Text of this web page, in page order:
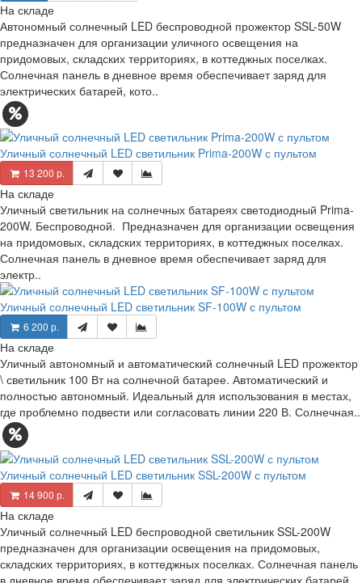
На складе
Автономный солнечный LED беспроводной прожектор SSL-50W
предназначен для организации уличного освещения на
придомовых, складских территориях, в коттеджных поселках.
Солнечная панель в дневное время обеспечивает заряд для
электрических батарей, кото..
Уличный солнечный LED светильник Prima-200W с пультом
13 200 р.
На складе
Уличный светильник на солнечных батареях светодиодный Prima-
200W. Беспроводной. Предназначен для организации освещения
на придомовых, складских территориях, в коттеджных поселках.
Солнечная панель в дневное время обеспечивает заряд для
электр..
Уличный солнечный LED светильник SF-100W с пультом
6 200 р.
На складе
Уличный автономный и автоматический солнечный LED прожектор
\ светильник 100 Вт на солнечной батарее. Автоматический и
полностью автономный. Идеальный для использования в местах,
где проблемно подвести или согласовать линии 220 В. Солнечная..
Уличный солнечный LED светильник SSL-200W с пультом
14 900 р.
На складе
Уличный солнечный LED беспроводной светильник SSL-200W
предназначен для организации освещения на придомовых,
складских территориях, в коттеджных поселках. Солнечная панель
в дневное время обеспечивает заряд для электрических батарей,